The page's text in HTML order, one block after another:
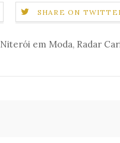
SHARE ON
Niterói em Moda, Radar